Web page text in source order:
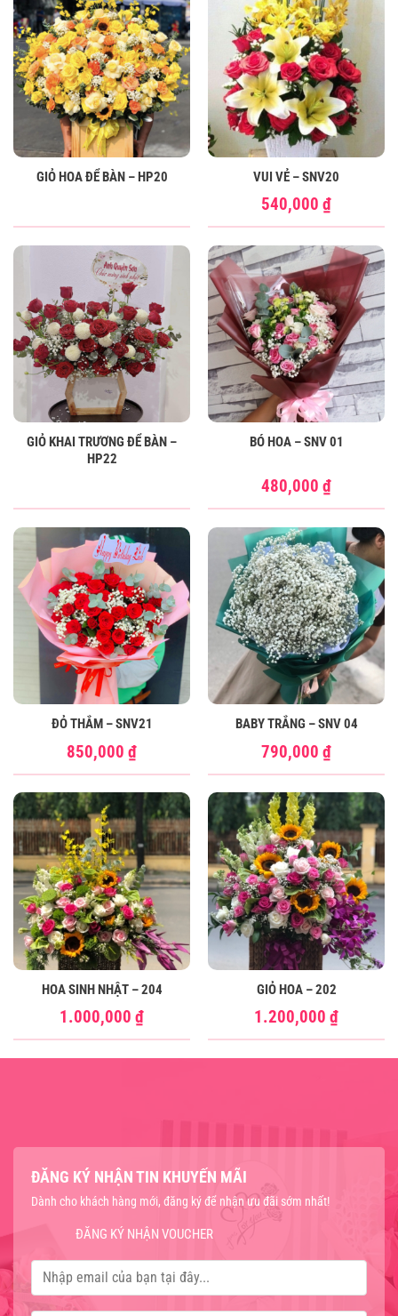
GIỎ HOA ĐỂ BÀN – HP20 VUI VẺ – SNV20
540,000 ₫
GIỎ KHAI TRƯƠNG ĐỂ BÀN –
HP22
BÓ HOA – SNV 01
480,000 ₫
ĐỎ THẮM – SNV21
850,000 ₫
BABY TRẮNG – SNV 04
790,000 ₫
HOA SINH NHẬT – 204
1.000,000 ₫
GIỎ HOA – 202
1.200,000 ₫
ĐĂNG KÝ NHẬN TIN KHUYẾN MÃI
Dành cho khách hàng mới, đăng ký để nhận ưu đãi sớm nhất!
ĐĂNG KÝ NHẬN VOUCHER